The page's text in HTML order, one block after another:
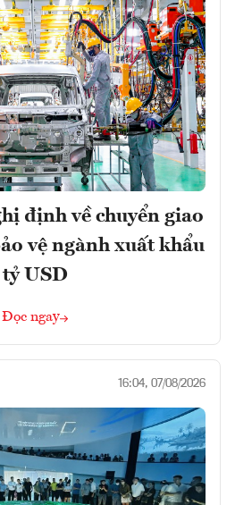
định về chuyển giao
vệ ngành xuất khẩu
tỷ USD
Đọc ngay
16:04, 07/08/2026